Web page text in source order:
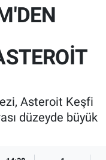
Asteroit Keşfi
düzeyde büyük